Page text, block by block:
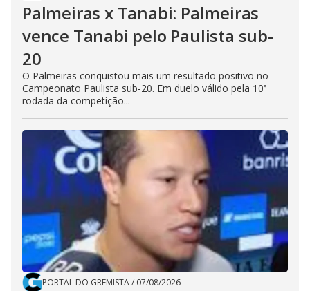
Palmeiras x Tanabi: Palmeiras
vence Tanabi pelo Paulista sub-
20
O Palmeiras conquistou mais um resultado positivo no
Campeonato Paulista sub-20. Em duelo válido pela 10ª
rodada da competição...
PORTAL DO GREMISTA/ 07/08/2026